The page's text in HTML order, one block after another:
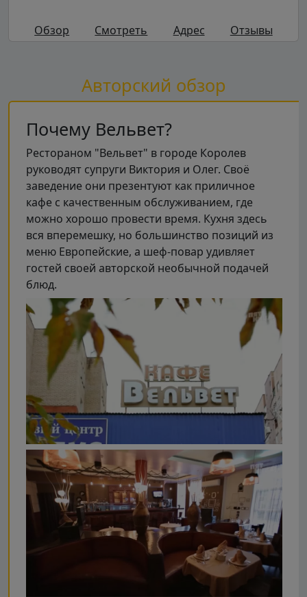
Обзор Смотреть Адрес Отзывы
Авторский обзор
Почему Вельвет?
Рестораном "Вельвет" в городе Королев
руководят супруги Виктория и Олег. Своё
заведение они презентуют как приличное
кафе с качественным обслуживанием, где
можно хорошо провести время. Кухня здесь
вся вперемешку, но большинство позиций из
меню Европейские, а шеф-повар удивляет
гостей своей авторской необычной подачей
блюд.